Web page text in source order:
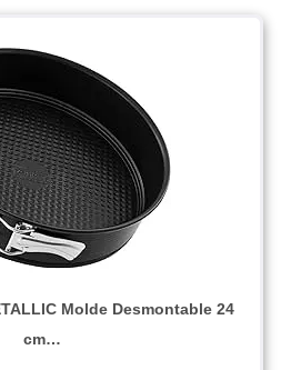
Molde Desmontable 24
cm…